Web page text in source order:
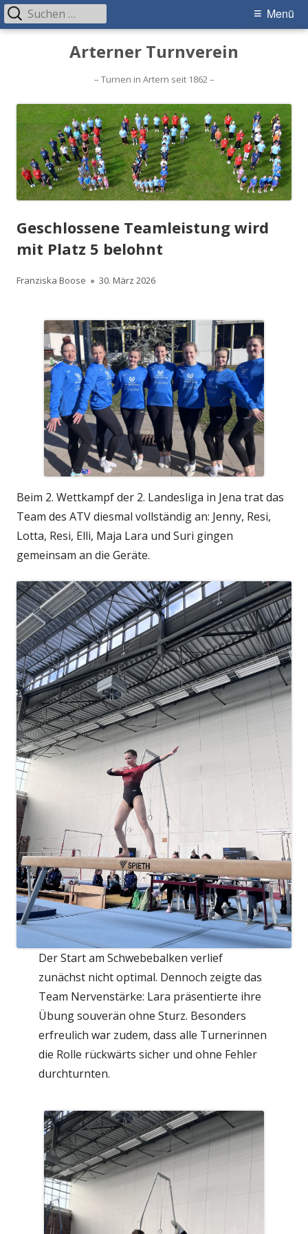
Arterner Turnverein
– Turnen in Artern seit 1862 –
Primäres
Menü
Suchen
nach:
Geschlossene Teamleistung wird
mit Platz 5 belohnt
Autor
Franziska Boose
Veröffentlicht
30. März 2026
Beim 2. Wettkampf der 2. Landesliga in Jena trat das
Team des ATV diesmal vollständig an: Jenny, Resi,
Lotta, Resi, Elli, Maja Lara und Suri gingen
gemeinsam an die Geräte.
Der Start am Schwebebalken verlief
zunächst nicht optimal. Dennoch zeigte das
Team Nervenstärke: Lara präsentierte ihre
Übung souverän ohne Sturz. Besonders
erfreulich war zudem, dass alle Turnerinnen
die Rolle rückwärts sicher und ohne Fehler
durchturnten.